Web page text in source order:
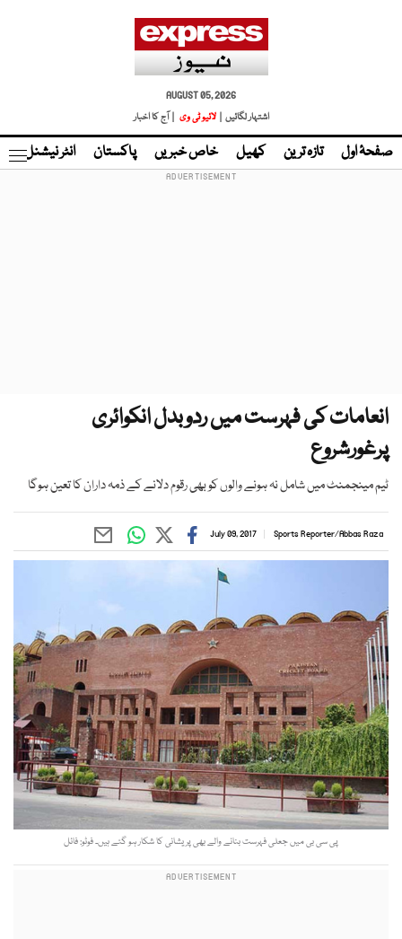
AUGUST 05, 2026
اشتہار لگائیں |
لائیو ٹی وی | آج کا اخبار
صفحۂ اول تازہ ترین کھیل خاص خبریں پاکستان انٹر نیشنل
انعامات کی فہرست میں ردوبدل انکوائری
پرغورشروع
ٹیم مینجمنٹ میں شامل نہ ہونے والوں کو بھی رقوم دلانے کے ذمہ داران کا تعین ہوگا
Sports Reporter/Abbas Raza
July 09, 2017
پی سی بی میں جعلی فہرست بنانے والے بھی پریشانی کا شکار ہو گئے ہیں۔ فوٹو: فائل